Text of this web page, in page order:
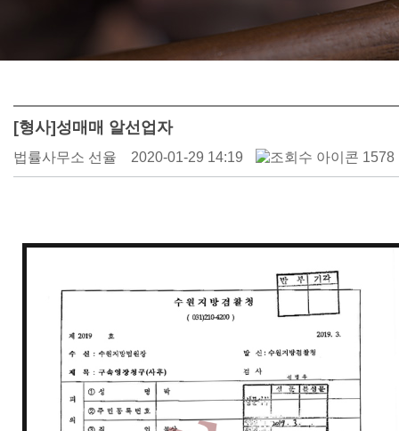
[형사]성매매 알선업자
법률사무소 선율 2020-01-29 14:19 1578